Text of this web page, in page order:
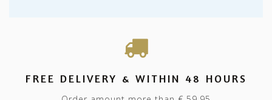
FREE DELIVERY & WITHIN 48 HOURS